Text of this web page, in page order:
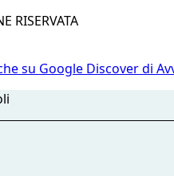
RISERVATA
su Google Discover di